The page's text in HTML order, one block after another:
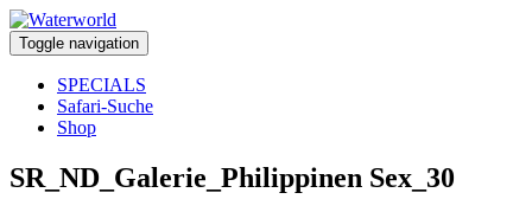
Toggle navigation
SPECIALS
Safari-Suche
Shop
SR_ND_Galerie_Philippinen Sex_30